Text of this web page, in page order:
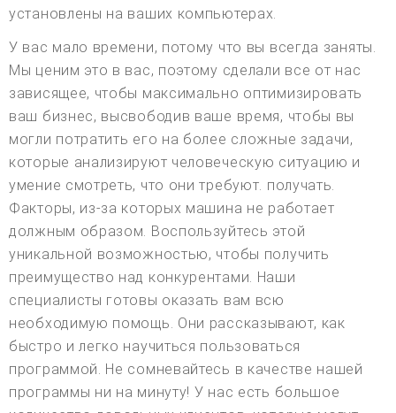
установлены на ваших компьютерах.
У вас мало времени, потому что вы всегда заняты.
Мы ценим это в вас, поэтому сделали все от нас
зависящее, чтобы максимально оптимизировать
ваш бизнес, высвободив ваше время, чтобы вы
могли потратить его на более сложные задачи,
которые анализируют человеческую ситуацию и
умение смотреть, что они требуют. получать.
Факторы, из-за которых машина не работает
должным образом. Воспользуйтесь этой
уникальной возможностью, чтобы получить
преимущество над конкурентами. Наши
специалисты готовы оказать вам всю
необходимую помощь. Они рассказывают, как
быстро и легко научиться пользоваться
программой. Не сомневайтесь в качестве нашей
программы ни на минуту! У нас есть большое